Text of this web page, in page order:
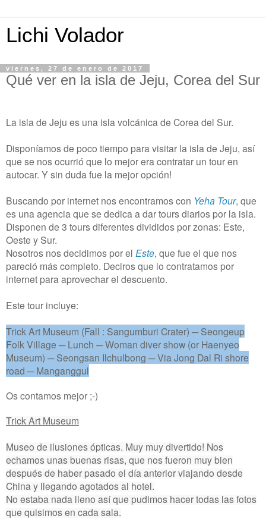
Lichi Volador
viernes, 27 de enero de 2017
Qué ver en la isla de Jeju, Corea del Sur
La isla de Jeju es una isla volcánica de Corea del Sur.
Disponíamos de poco tiempo para visitar la isla de Jeju, así
que se nos ocurrió que lo mejor era contratar un tour en
autocar. Y sin duda fue la mejor opción!
Buscando por internet nos encontramos con Yeha Tour, que
es una agencia que se dedica a dar tours diarios por la isla.
Disponen de 3 tours diferentes divididos por zonas: Este,
Oeste y Sur.
Nosotros nos decidimos por el Este, que fue el que nos
pareció más completo. Deciros que lo contratamos por
internet para aprovechar el descuento.
Este tour incluye:
Trick Art Museum (Fall : Sangumburi Crater) ─ Seongeup
Folk Village ─ Lunch ─ Woman diver show (or Haenyeo
Museum) ─ Seongsan Ilchulbong ─ Via Jong Dal Ri shore
road ─ Manganggul
Os contamos mejor ;-)
Trick Art Museum
Museo de ilusiones ópticas. Muy muy divertido! Nos
echamos unas buenas risas, que nos fueron muy bien
después de haber pasado el día anterior viajando desde
China y llegando agotados al hotel.
No estaba nada lleno así que pudimos hacer todas las fotos
que quisimos en cada sala.